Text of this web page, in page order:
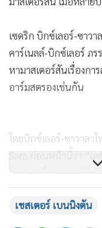
เซดริก บิกซ์เลอร์-ซาว
คาร์เนลล์-บิกซ์เลอร์ ภ
หามาสเตอร์สันเรื่องก
อาร์มสตรองเช่นกัน
โดยบิกซ์เลอร์-ซาวาลา
Sara ก่อนหน้านี้ว่า “
กับแดนนี่ มาสเตอร์สั
เชสเตอร์ เบนนิงตัน